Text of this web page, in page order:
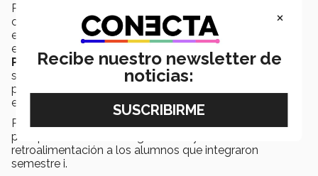
Poner en práctica los conocimientos adquiridos,
capacidad analítica y habilidades de cada perfil de
especialidad son aptitudes que demostraron los
estudiantes del
Tecnológico de Monterrey campus
Pueblapara el desarrollo del proyecto asignado que
sumado a la experiencia de losIngenieros de VW
profesores de nuestra institución se buscaron para que
este proyecto fuera todo un éxito.
Periódicamente se hicieron entregas de los avances
para poder evaluar el seguimiento y se dio
retroalimentación a los alumnos que integraron
semestre i.
×
Recibe nuestro newsletter de
noticias: